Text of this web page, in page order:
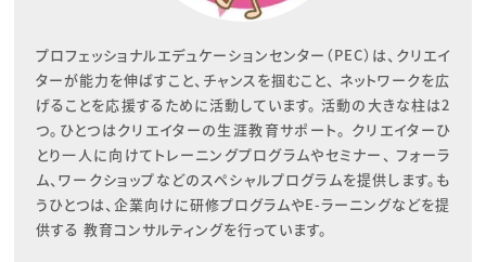
プロフェッショナルエデュケーションセンター（PEC）は、クリエイ
ターが能力を伸ばすこと、チャンスを掴むこと、 ネットワークを広
げることを応援するために活動しています。 活動の大きな柱は2
つ。ひとつはクリエイターの生涯教育サポート。 クリエイターひ
とり一人に向けてトレーニングプログラムやセミナー、 フォーラ
ム、ワークショップなどのスペシャルプログラムを提供します。も
うひとつは、企業向けに研修プログラムやE-ラーニングなどを提
供する 教育コンサルティングを行っています。